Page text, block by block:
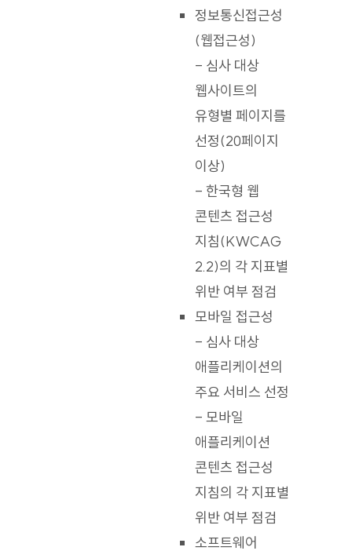
정보통신접근성
(웹접근성)
- 심사 대상
웹사이트의
유형별 페이지를
선정(20페이지
이상)
- 한국형 웹
콘텐츠 접근성
지침(KWCAG
2.2)의 각 지표별
위반 여부 점검
모바일 접근성
- 심사 대상
애플리케이션의
주요 서비스 선정
- 모바일
애플리케이션
콘텐츠 접근성
지침의 각 지표별
위반 여부 점검
소프트웨어